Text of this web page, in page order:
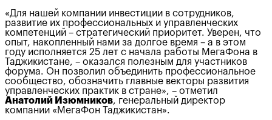
«Для нашей компании инвестиции в сотрудников,
развитие их профессиональных и управленческих
компетенций – стратегический приоритет. Уверен, что
опыт, накопленный нами за долгое время – а в этом
году исполняется 25 лет с начала работы МегаФона в
Таджикистане, – оказался полезным для участников
форума. Он позволил объединить профессиональное
сообщество, обозначить главные векторы развития
управленческих практик в стране», – отметил
Анатолий Изюмников, генеральный директор
компании «МегаФон Таджикистан».